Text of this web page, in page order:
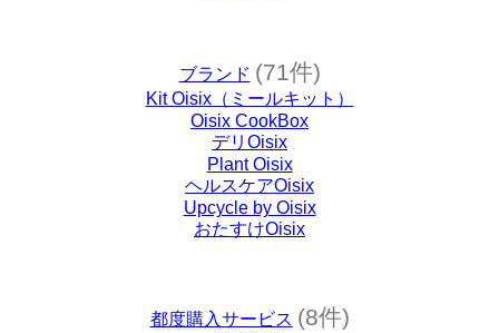
ブランド (71件)
Kit Oisix（ミールキット）
Oisix CookBox
デリOisix
Plant Oisix
ヘルスケアOisix
Upcycle by Oisix
おたすけOisix
都度購入サービス (8件)